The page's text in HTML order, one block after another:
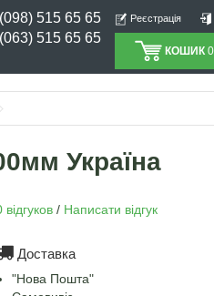
Реєстрація
КОШИК 0
(098) 515 65 65
(063) 515 65 65
Україна
відгуков/ Написати відгук
Доставка
"Нова Пошта"